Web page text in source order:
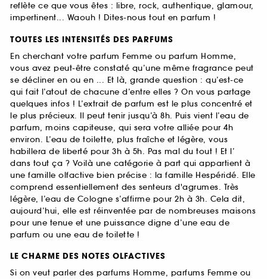
reflète ce que vous êtes : libre, rock, authentique, glamour,
impertinent... Waouh ! Dites-nous tout en parfum !
TOUTES LES INTENSITÉS DES PARFUMS
En cherchant votre parfum Femme ou parfum Homme,
vous avez peut-être constaté qu’une même fragrance peut
se décliner en ou en ... Et là, grande question : qu’est-ce
qui fait l’atout de chacune d’entre elles ? On vous partage
quelques infos ! L’extrait de parfum est le plus concentré et
le plus précieux. Il peut tenir jusqu’à 8h. Puis vient l’eau de
parfum, moins capiteuse, qui sera votre alliée pour 4h
environ. L’eau de toilette, plus fraîche et légère, vous
habillera de liberté pour 3h à 5h. Pas mal du tout ! Et l’
dans tout ça ? Voilà une catégorie à part qui appartient à
une famille olfactive bien précise : la famille Hespéridé. Elle
comprend essentiellement des senteurs d'agrumes. Très
légère, l’eau de Cologne s’affirme pour 2h à 3h. Cela dit,
aujourd’hui, elle est réinventée par de nombreuses maisons
pour une tenue et une puissance digne d’une eau de
parfum ou une eau de toilette !
LE CHARME DES NOTES OLFACTIVES
Si on veut parler des parfums Homme, parfums Femme ou